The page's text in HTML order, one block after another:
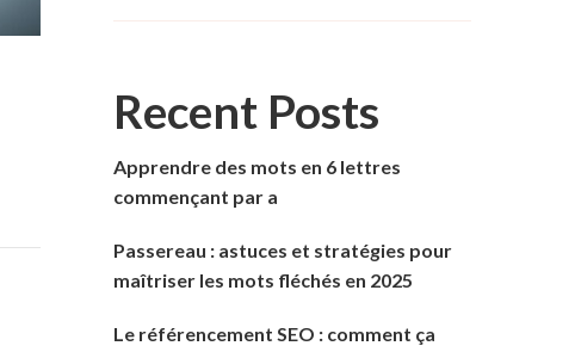
Recent Posts
Apprendre des mots en 6 lettres
commençant par a
Passereau : astuces et stratégies pour
maîtriser les mots fléchés en 2025
Le référencement SEO : comment ça